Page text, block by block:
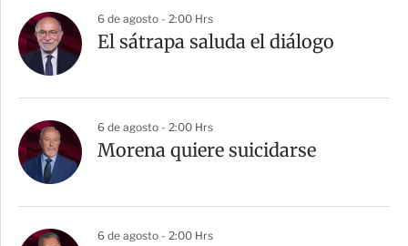
6 de agosto - 2:00 Hrs
El sátrapa saluda el diálogo
6 de agosto - 2:00 Hrs
Morena quiere suicidarse
6 de agosto - 2:00 Hrs